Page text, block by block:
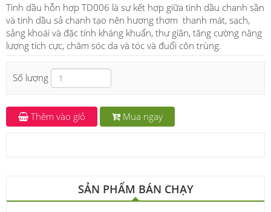
Tinh dầu hỗn hợp TD006 là sự kết hợp giữa tinh dầu chanh sần
và tinh dầu sả chanh tạo nên hương thơm thanh mát, sạch,
sảng khoái và đặc tính kháng khuẩn, thư giãn, tăng cường năng
lượng tích cực, chăm sóc da và tóc và đuổi côn trùng.
Số lượng
Thêm vào giỏ Mua ngay
SẢN PHẨM BÁN CHẠY